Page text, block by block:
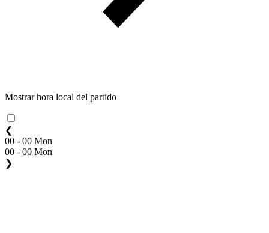
Mostrar hora local del partido
❮
00 - 00 Mon
00 - 00 Mon
❯